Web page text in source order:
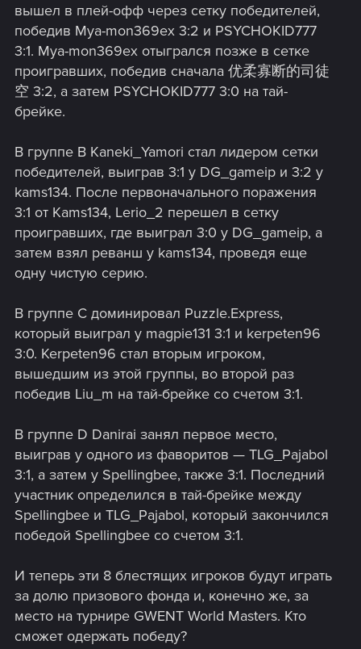
вышел в плей-офф через сетку победителей,
победив Mya-mon369ex 3:2 и PSYCHOKID777
3:1. Mya-mon369ex отыгрался позже в сетке
проигравших, победив сначала 优柔寡断的司徒
空 3:2, а затем PSYCHOKID777 3:0 на тай-
брейке.
В группе B Kaneki_Yamori стал лидером сетки
победителей, выиграв 3:1 у DG_gameip и 3:2 у
kams134. После первоначального поражения
3:1 от Kams134, Lerio_2 перешел в сетку
проигравших, где выиграл 3:0 у DG_gameip, а
затем взял реванш у kams134, проведя еще
одну чистую серию.
В группе С доминировал Puzzle.Express,
который выиграл у magpie131 3:1 и kerpeten96
3:0. Kerpeten96 стал вторым игроком,
вышедшим из этой группы, во второй раз
победив Liu_m на тай-брейке со счетом 3:1.
В группе D Danirai занял первое место,
выиграв у одного из фаворитов — TLG_Pajabol
3:1, а затем у Spellingbee, также 3:1. Последний
участник определился в тай-брейке между
Spellingbee и TLG_Pajabol, который закончился
победой Spellingbee со счетом 3:1.
И теперь эти 8 блестящих игроков будут играть
за долю призового фонда и, конечно же, за
место на турнире GWENT World Masters. Кто
сможет одержать победу?